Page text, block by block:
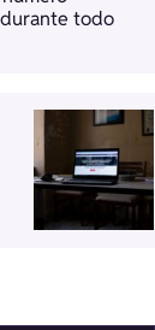
todo